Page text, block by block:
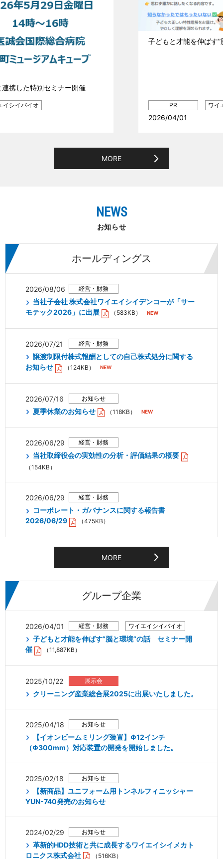
子どもと才能を伸ばす”脳と環境”の話 （11,887KB）
MORE
NEWS
お知らせ
ホールディングス
2026/08/06
当社子会社 株式会社ワイエイシイデンコーが「サー
モテック2026」に出展
（583KB）
2026/07/21
譲渡制限付株式報酬としての自己株式処分に関する
お知らせ
（124KB）
2026/07/16
夏季休業のお知らせ
（118KB）
2026/06/29
当社取締役会の実効性の分析・評価結果の概要
（154KB）
2026/06/29
コーポレート・ガバナンスに関する報告書
2026/06/29
（475KB）
MORE
グループ企業
2026/04/01
子どもと才能を伸ばす”脳と環境”の話 セミナー開
催
（11,887KB）
2025/10/22
クリーニング産業総合展2025に出展いたしました。
2025/04/18
【イオンビームミリング装置】Φ12インチ
（Φ300mm）対応装置の開発を開始しました。
2025/02/18
【新商品】ユニフォーム用トンネルフィニッシャー
YUN-740発売のお知らせ
2024/02/29
革新的HDD技術と共に成長するワイエイシイメカト
ロニクス株式会社
（516KB）